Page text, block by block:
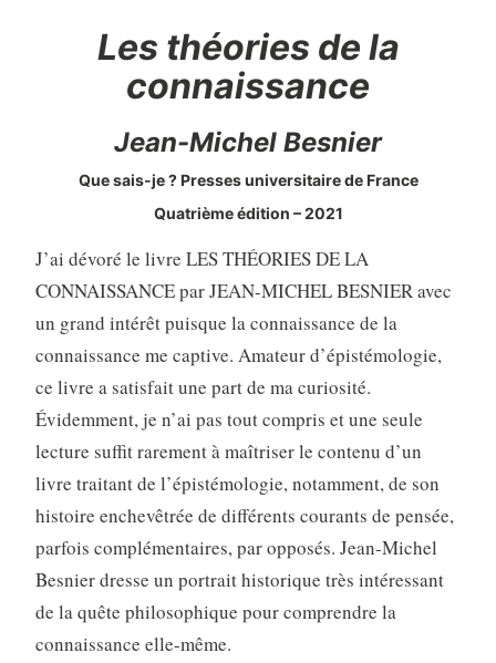
Les théories de la
connaissance
Jean-Michel Besnier
Que sais-je ? Presses universitaire de France
Quatrième édition – 2021
J’ai dévoré le livre LES THÉORIES DE LA
CONNAISSANCE par JEAN-MICHEL BESNIER avec
un grand intérêt puisque la connaissance de la
connaissance me captive. Amateur d’épistémologie,
ce livre a satisfait une part de ma curiosité.
Évidemment, je n’ai pas tout compris et une seule
lecture suffit rarement à maîtriser le contenu d’un
livre traitant de l’épistémologie, notamment, de son
histoire enchevêtrée de différents courants de pensée,
parfois complémentaires, par opposés. Jean-Michel
Besnier dresse un portrait historique très intéressant
de la quête philosophique pour comprendre la
connaissance elle-même.